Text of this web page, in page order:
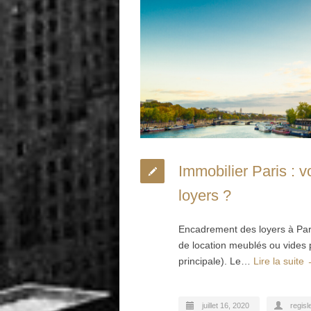
Immobilier Paris :
loyers ?
Encadrement des loyers à
de location meublés ou vides
principale). Le… Lire la suite
juillet 16, 2020